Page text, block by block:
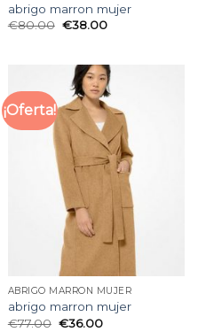
abrigo marron mujer
€80.00 €38.00
¡Oferta!
ABRIGO MARRON MUJER
abrigo marron mujer
€77.00 €36.00